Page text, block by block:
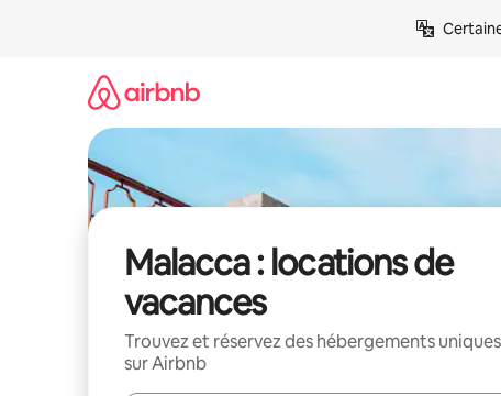
Malacca : locations de
vacances
Trouvez et réservez des hébergements uniques
sur Airbnb